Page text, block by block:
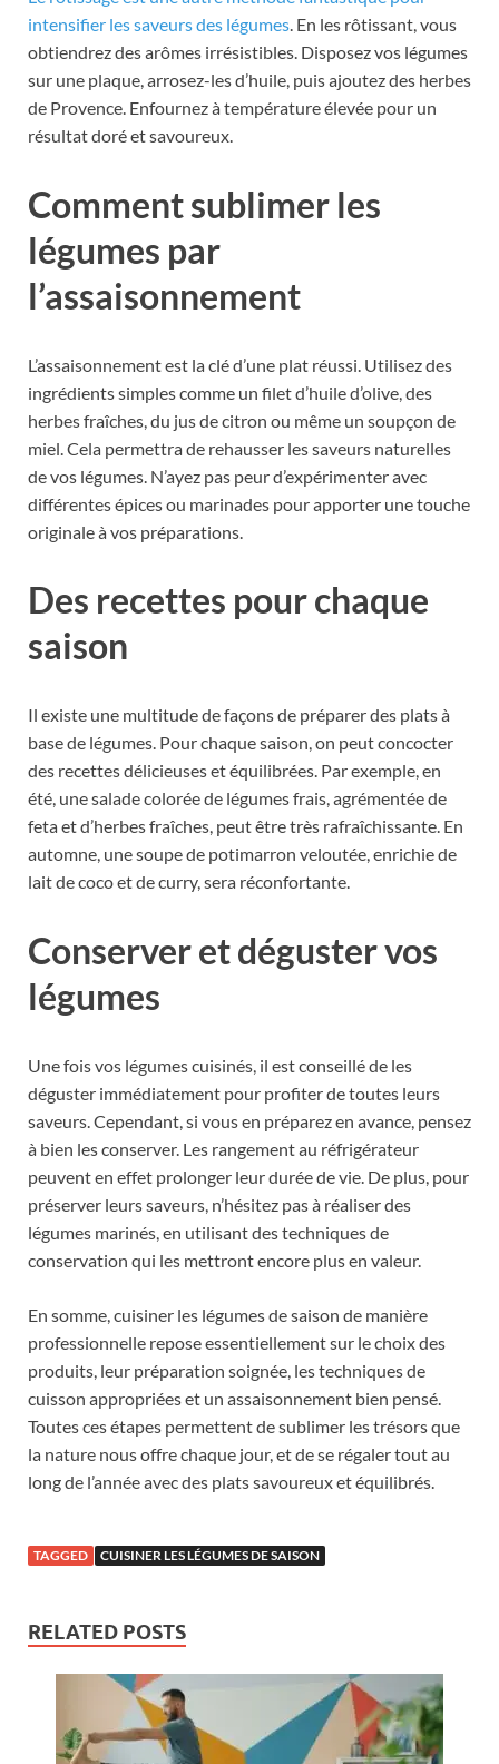
intensifier les saveurs des légumes. En les rôtissant, vous
obtiendrez des arômes irrésistibles. Disposez vos légumes
sur une plaque, arrosez-les d’huile, puis ajoutez des herbes
de Provence. Enfournez à température élevée pour un
résultat doré et savoureux.
Comment sublimer les
légumes par
l’assaisonnement
L’assaisonnement est la clé d’une plat réussi. Utilisez des
ingrédients simples comme un filet d’huile d’olive, des
herbes fraîches, du jus de citron ou même un soupçon de
miel. Cela permettra de rehausser les saveurs naturelles
de vos légumes. N’ayez pas peur d’expérimenter avec
différentes épices ou marinades pour apporter une touche
originale à vos préparations.
Des recettes pour chaque
saison
Il existe une multitude de façons de préparer des plats à
base de légumes. Pour chaque saison, on peut concocter
des recettes délicieuses et équilibrées. Par exemple, en
été, une salade colorée de légumes frais, agrémentée de
feta et d’herbes fraîches, peut être très rafraîchissante. En
automne, une soupe de potimarron veloutée, enrichie de
lait de coco et de curry, sera réconfortante.
Conserver et déguster vos
légumes
Une fois vos légumes cuisinés, il est conseillé de les
déguster immédiatement pour profiter de toutes leurs
saveurs. Cependant, si vous en préparez en avance, pensez
à bien les conserver. Les rangement au réfrigérateur
peuvent en effet prolonger leur durée de vie. De plus, pour
préserver leurs saveurs, n’hésitez pas à réaliser des
légumes marinés, en utilisant des techniques de
conservation qui les mettront encore plus en valeur.
En somme, cuisiner les légumes de saison de manière
professionnelle repose essentiellement sur le choix des
produits, leur préparation soignée, les techniques de
cuisson appropriées et un assaisonnement bien pensé.
Toutes ces étapes permettent de sublimer les trésors que
la nature nous offre chaque jour, et de se régaler tout au
long de l’année avec des plats savoureux et équilibrés.
TAGGED CUISINER LES LÉGUMES DE SAISON
RELATED POSTS